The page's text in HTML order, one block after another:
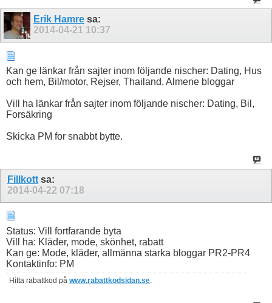
Erik Hamre sa:
2014-04-21 10:37
Kan ge länkar från sajter inom följande nischer: Dating, Hus
och hem, Bil/motor, Rejser, Thailand, Almene bloggar
Vill ha länkar från sajter inom följande nischer: Dating, Bil,
Forsäkring
Skicka PM for snabbt bytte.
Fillkott sa:
2014-04-22 07:18
Status: Vill fortfarande byta
Vill ha: Kläder, mode, skönhet, rabatt
Kan ge: Mode, kläder, allmänna starka bloggar PR2-PR4
Kontaktinfo: PM
Hitta rabattkod på www.rabattkodsidan.se.